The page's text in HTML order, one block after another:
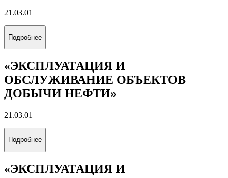
Подробнее
«ЭНЕРГОЭКОНОМИКА»
Подробнее
«УПРАВЛЕНИЕ БИЗНЕСОМ В
ЭНЕРГЕТИКЕ»
38.03.02
Подробнее